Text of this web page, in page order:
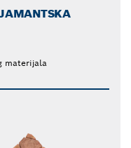
materijala